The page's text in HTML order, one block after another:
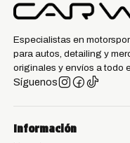
Especialistas en
para autos, detailing y
originales y envíos a todo
Síguenos
Información